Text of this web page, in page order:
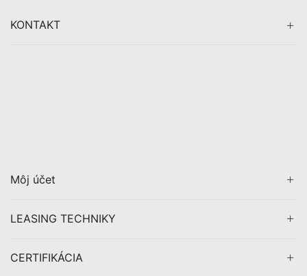
KONTAKT
Môj účet
LEASING TECHNIKY
CERTIFIKÁCIA